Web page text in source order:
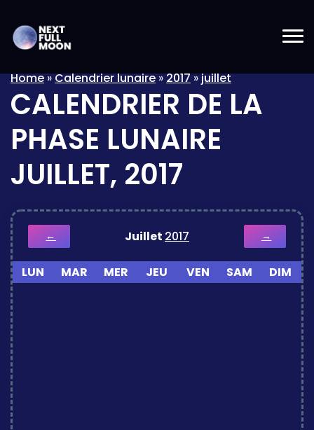
Home»Calendrier lunaire»2017»juillet
CALENDRIER DE LA
PHASE LUNAIRE
JUILLET, 2017
← Juillet 2017 →
LUN MAR MER JEU VEN SAM DIM